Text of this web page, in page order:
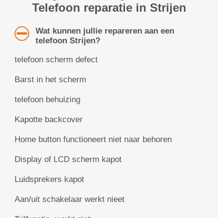
Telefoon reparatie in Strijen
Wat kunnen jullie repareren aan een
telefoon Strijen?
telefoon scherm defect
Barst in het scherm
telefoon behuizing
Kapotte backcover
Home button functioneert niet naar behoren
Display of LCD scherm kapot
Luidsprekers kapot
Aan/uit schakelaar werkt nieet